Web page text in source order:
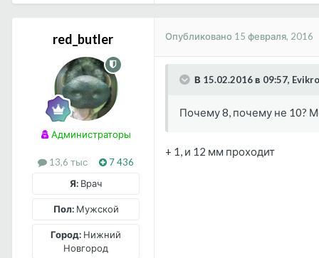
red_butler
Администраторы
13,6 тыс
7 436
Я: Врач
Пол:Мужской
Город: Нижний
Новгород
Опубликовано 15 февраля, 2016
В 15.02.2016 в 09:57,
Почему 8, почему не 10?
+ 1, и 12 мм проходит